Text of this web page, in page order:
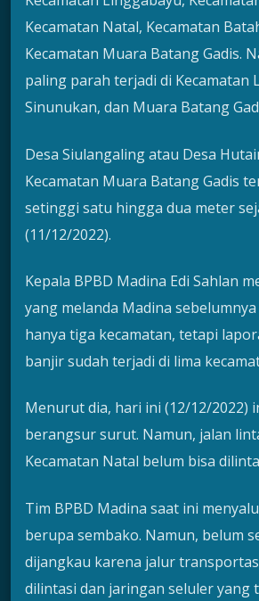
Kecamatan Natal, Kecamatan
Kecamatan Muara Batang Gadis.
paling parah terjadi di Kecamatan
Sinunukan, dan Muara Batang
Desa Siulangaling atau Desa
Kecamatan Muara Batang Gadis
setinggi satu hingga dua meter
(11/12/2022).
Kepala BPBD Madina Edi Sahlan
yang melanda Madina
hanya tiga kecamatan, tetapi
banjir sudah terjadi di lima
Menurut dia, hari ini (12/12/2022)
berangsur surut. Namun, jalan
Kecamatan Natal belum bisa
Tim BPBD Madina saat ini
berupa sembako. Namun, belum
dijangkau karena jalur
dilintasi dan jaringan seluler yang